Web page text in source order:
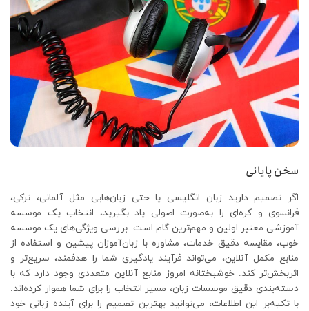
سخن پایانی
اگر تصمیم دارید زبان انگلیسی یا حتی زبان‌هایی مثل آلمانی، ترکی،
فرانسوی و کره‌ای را به‌صورت اصولی یاد بگیرید، انتخاب یک موسسه
آموزشی معتبر اولین و مهم‌ترین گام است. بررسی ویژگی‌های یک موسسه
خوب، مقایسه دقیق خدمات، مشاوره با زبان‌آموزان پیشین و استفاده از
منابع مکمل آنلاین، می‌تواند فرآیند یادگیری شما را هدفمند، سریع‌تر و
اثربخش‌تر کند. خوشبختانه امروز منابع آنلاین متعددی وجود دارد که با
دسته‌بندی دقیق موسسات زبان، مسیر انتخاب را برای شما هموار کرده‌اند.
با تکیه‌بر این اطلاعات، می‌توانید بهترین تصمیم را برای آینده زبانی خود